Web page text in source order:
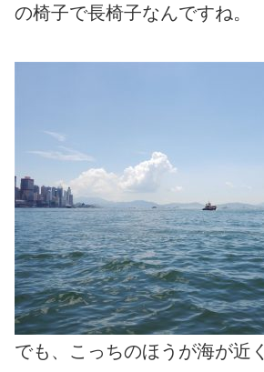
の椅子で長椅子なんですね。
でも、こっちのほうが海が近